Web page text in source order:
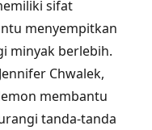
sifat
menyempitkan
minyak berlebih.
Chwalek,
membantu
tanda-tanda